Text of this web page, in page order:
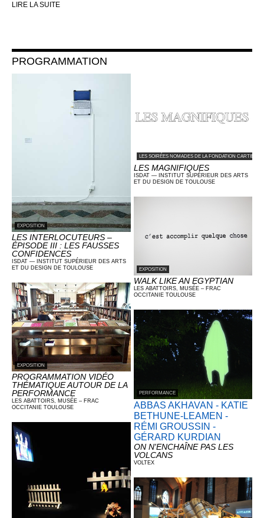
LIRE LA SUITE
PROGRAMMATION
EXPOSITION
LES INTERLOCUTEURS –
ÉPISODE III : LES FAUSSES
CONFIDENCES
ISDAT — INSTITUT SUPÉRIEUR DES ARTS
ET DU DESIGN DE TOULOUSE
EXPOSITION
PROGRAMMATION VIDÉO
THÉMATIQUE AUTOUR DE LA
PERFORMANCE
LES ABATTOIRS, MUSÉE – FRAC
OCCITANIE TOULOUSE
LES SOIRÉES NOMADES DE LA FONDATION CARTIER
LES MAGNIFIQUES
ISDAT — INSTITUT SUPÉRIEUR DES ARTS
ET DU DESIGN DE TOULOUSE
EXPOSITION
WALK LIKE AN EGYPTIAN
LES ABATTOIRS, MUSÉE – FRAC
OCCITANIE TOULOUSE
PERFORMANCE
ABBAS AKHAVAN - KATIE
BETHUNE-LEAMEN -
RÉMI GROUSSIN -
GÉRARD KURDIAN
ON N'ENCHAÎNE PAS LES
VOLCANS
VOLTEX